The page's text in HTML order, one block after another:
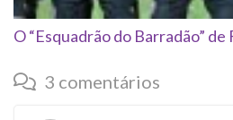
O “Esquadrão do Barradão”
3 comentários